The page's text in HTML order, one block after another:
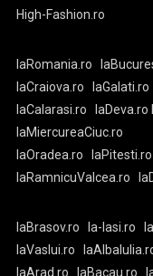
High-Fashion.ro
laRomania.ro
laCraiova.ro
laGalati.ro
laCalarasi.ro
laDeva.ro
laMiercureaCiuc.ro
laOradea.ro
laPitesti.ro
laRamnicuValcea.ro
laBrasov.ro la-Iasi.ro
laVaslui.ro
laArad.ro
laBacau.ro